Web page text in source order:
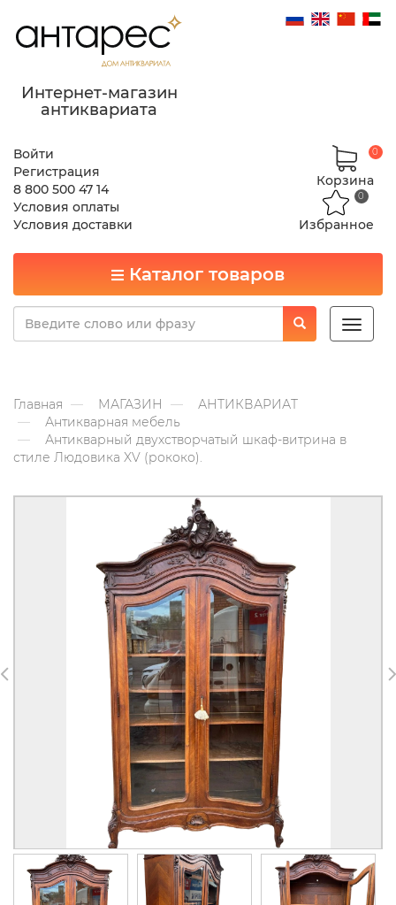
Интернет-магазин
антиквариата
Войти
Регистрация
8 800 500 47 14
Условия оплаты
Условия доставки
Корзина
0
Избранное
0
Каталог товаров
Toggle
Главная МАГАЗИН
АНТИКВАРИАТ
Антикварная мебель
Антикварный двухстворчатый шкаф-витрина в
стиле Людовика XV (рококо).